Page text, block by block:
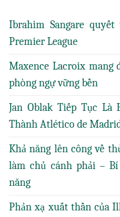
Ibrahim Sangare
Premier League
Maxence Lacroix mang
phòng ngự vững bền
Jan Oblak Tiếp Tục Là
Thành Atlético de
Khả năng lên công về
làm chủ cánh phải –
năng
Phản xạ xuất thần của